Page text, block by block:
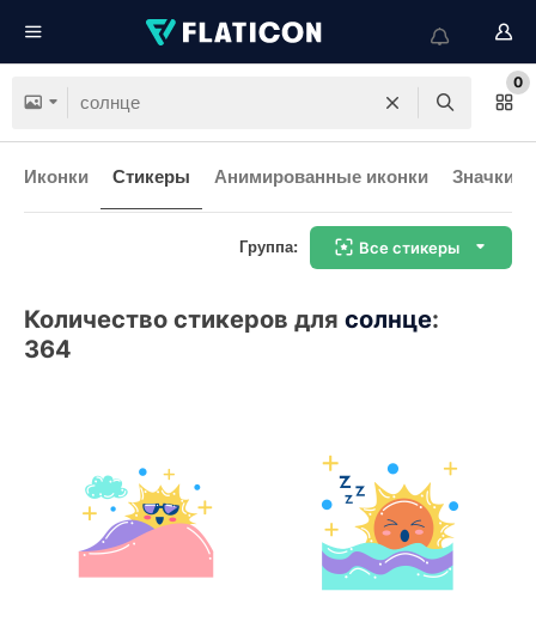
0
Иконки Стикеры Анимированные иконки Значки
Группа: Все стикеры
Количество стикеров для солнце:
364